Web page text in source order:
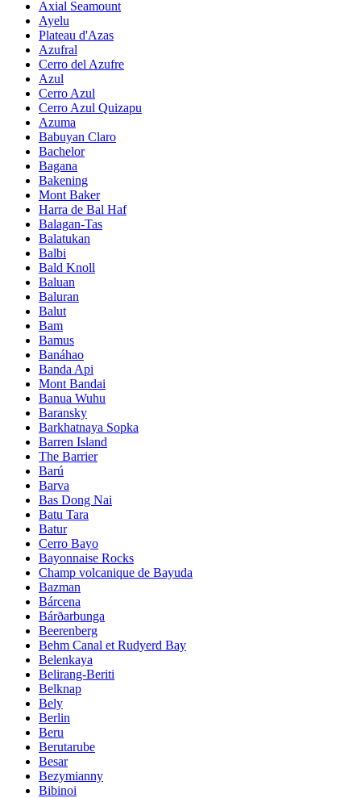
Axial Seamount
Ayelu
Plateau d'Azas
Azufral
Cerro del Azufre
Azul
Cerro Azul
Cerro Azul Quizapu
Azuma
Babuyan Claro
Bachelor
Bagana
Bakening
Mont Baker
Harra de Bal Haf
Balagan-Tas
Balatukan
Balbi
Bald Knoll
Baluan
Baluran
Balut
Bam
Bamus
Banáhao
Banda Api
Mont Bandai
Banua Wuhu
Baransky
Barkhatnaya Sopka
Barren Island
The Barrier
Barú
Barva
Bas Dong Nai
Batu Tara
Batur
Cerro Bayo
Bayonnaise Rocks
Champ volcanique de Bayuda
Bazman
Bárcena
Bárðarbunga
Beerenberg
Behm Canal et Rudyerd Bay
Belenkaya
Belirang-Beriti
Belknap
Bely
Berlin
Beru
Berutarube
Besar
Bezymianny
Bibinoi